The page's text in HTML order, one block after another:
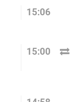
15:06
15:00